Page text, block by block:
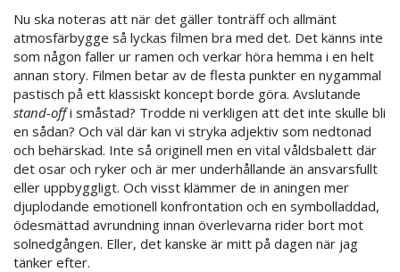
Nu ska noteras att när det gäller tonträff och allmänt
atmosfärbygge så lyckas filmen bra med det. Det känns inte
som någon faller ur ramen och verkar höra hemma i en helt
annan story. Filmen betar av de flesta punkter en nygammal
pastisch på ett klassiskt koncept borde göra. Avslutande
stand-offi småstad? Trodde ni verkligen att det inte skulle bli
en sådan? Och väl där kan vi stryka adjektiv som nedtonad
och behärskad. Inte så originell men en vital våldsbalett där
det osar och ryker och är mer underhållande än ansvarsfullt
eller uppbyggligt. Och visst klämmer de in aningen mer
djuplodande emotionell konfrontation och en symbolladdad,
ödesmättad avrundning innan överlevarna rider bort mot
solnedgången. Eller, det kanske är mitt på dagen när jag
tänker efter.